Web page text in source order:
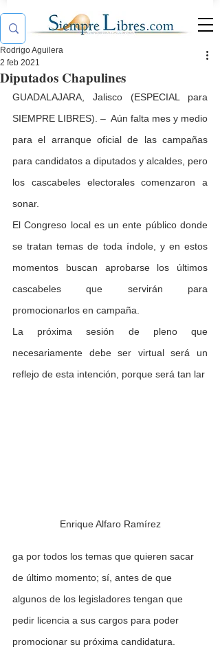
Diputados Chapulines
Rodrigo Aguilera
2 feb 2021
GUADALAJARA, Jalisco (ESPECIAL para
SIEMPRE LIBRES). –  Aún falta mes y medio
para el arranque oficial de las campañas
para candidatos a diputados y alcaldes, pero
los cascabeles electorales comenzaron a
sonar.
El Congreso local es un ente público donde
se tratan temas de toda índole, y en estos
momentos buscan aprobarse los últimos
cascabeles que servirán para
promocionarlos en campaña.
La próxima sesión de pleno que
necesariamente debe ser virtual será un
reflejo de esta intención, porque será tan lar
Enrique Alfaro Ramírez
ga por todos los temas que quieren sacar
de último momento; sí, antes de que
algunos de los legisladores tengan que
pedir licencia a sus cargos para poder
promocionar su próxima candidatura.